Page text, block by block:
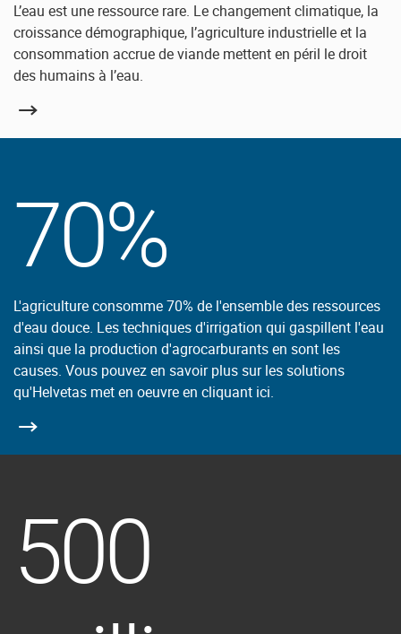
L’eau est une ressource rare. Le changement climatique, la
croissance démographique, l’agriculture industrielle et la
consommation accrue de viande mettent en péril le droit
des humains à l’eau.
70%
L'agriculture consomme 70% de l'ensemble des ressources
d'eau douce. Les techniques d'irrigation qui gaspillent l'eau
ainsi que la production d'agrocarburants en sont les
causes. Vous pouvez en savoir plus sur les solutions
qu'Helvetas met en oeuvre en cliquant ici.
500